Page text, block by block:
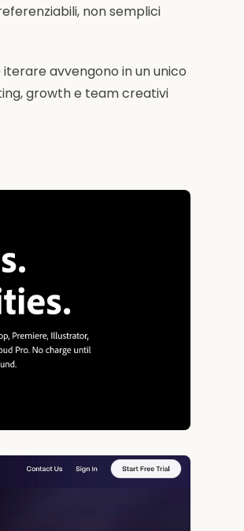
non semplici
avvengono in un unico
growth e team creativi